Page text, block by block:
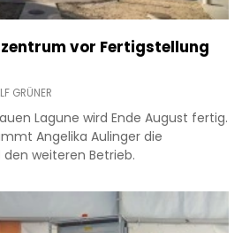
vor Fertigstellung
GRÜNER
Lagune wird Ende August fertig.
Angelika Aulinger die
weiteren Betrieb.